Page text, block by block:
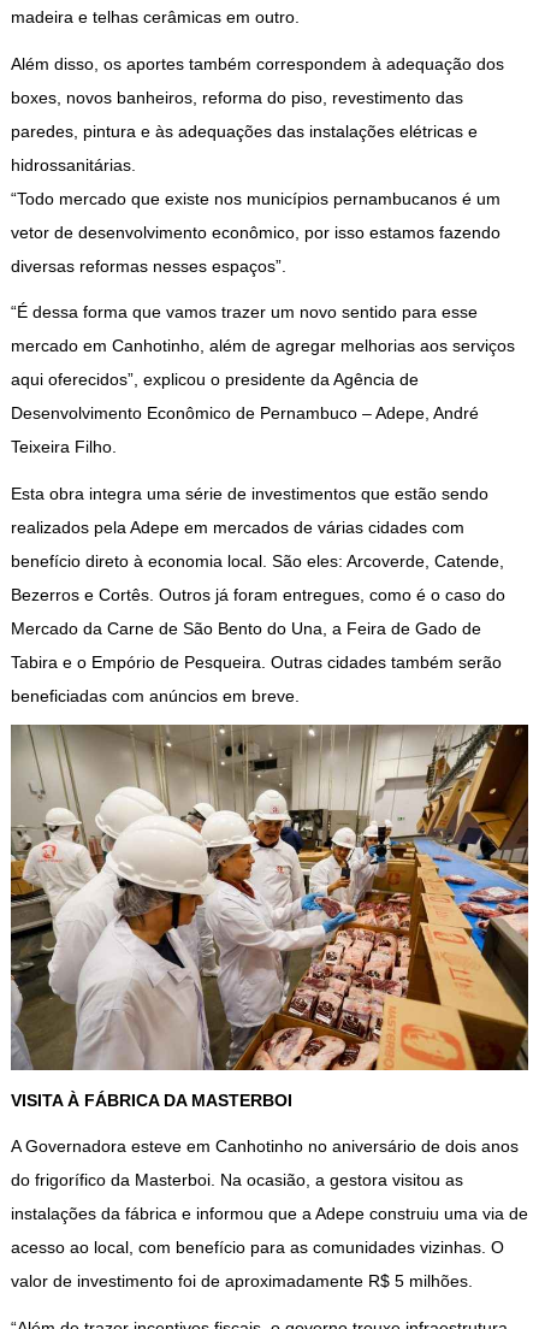
madeira e telhas cerâmicas em outro.
Além disso, os aportes também correspondem à adequação dos
boxes, novos banheiros, reforma do piso, revestimento das
paredes, pintura e às adequações das instalações elétricas e
hidrossanitárias.
“Todo mercado que existe nos municípios pernambucanos é um
vetor de desenvolvimento econômico, por isso estamos fazendo
diversas reformas nesses espaços”.
“É dessa forma que vamos trazer um novo sentido para esse
mercado em Canhotinho, além de agregar melhorias aos serviços
aqui oferecidos”, explicou o presidente da Agência de
Desenvolvimento Econômico de Pernambuco – Adepe, André
Teixeira Filho.
Esta obra integra uma série de investimentos que estão sendo
realizados pela Adepe em mercados de várias cidades com
benefício direto à economia local. São eles: Arcoverde, Catende,
Bezerros e Cortês. Outros já foram entregues, como é o caso do
Mercado da Carne de São Bento do Una, a Feira de Gado de
Tabira e o Empório de Pesqueira. Outras cidades também serão
beneficiadas com anúncios em breve.
VISITA À FÁBRICA DA MASTERBOI
A Governadora esteve em Canhotinho no aniversário de dois anos
do frigorífico da Masterboi. Na ocasião, a gestora visitou as
instalações da fábrica e informou que a Adepe construiu uma via de
acesso ao local, com benefício para as comunidades vizinhas. O
valor de investimento foi de aproximadamente R$ 5 milhões.